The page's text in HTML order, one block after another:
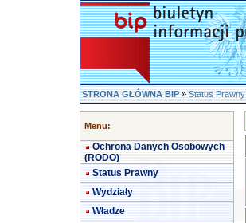
STRONA GŁÓWNA BIP»Status Prawny
Menu:
Ochrona Danych Osobowych
(RODO)
Status Prawny
Wydziały
Władze